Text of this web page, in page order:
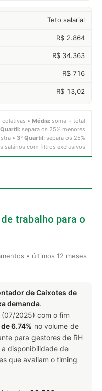
Teto salarial
R$ 2.864
R$ 34.363
R$ 716
R$ 13,02
coletivas • Média: soma ÷ total
Quartil: separa os 25% menores
• 3º Quartil: separa os 25%
salários com filtros exclusivos
trabalho para o
• últimos 12 meses
de Caixotes de
demanda.
2025) com o fim
6.74% no volume de
para gestores de RH
disponibilidade de
que avaliam o timing